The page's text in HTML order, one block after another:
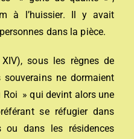
à l’huissier. Il y avait
dans la pièce.
sous les règnes de
ne dormaient
» qui devint alors une
se réfugier dans
ou dans les résidences